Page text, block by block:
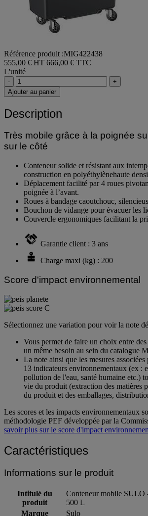
Référence produit :MIG422438
555,00 € HT 666,00 € TTC
L'unité
-
+
Ajouter au panier
Description
Très mobile grâce à la poignée
sur le côté
Conteneur solide et résistant aux
construction en polyéthylènehaute
Déplacement facilité par 4 roues
poignée à l’avant.
Roues à bandage caoutchouc,
Bouchon de vidange pour évacuer les
Couvercle ergonomiques facilitant la
Garantie client : 3 ans
Charge maxi (kg) : 200
Score d'impact environnemental
Sélectionnez une variation pour voir la note
Vous permet de faire un choix entre
un même besoin au sein du catalogue
La note ainsi que les mesures
13 indicateurs environnementaux (ex :
pollution de l'eau, santé humaine etc.)
vie du produit (extraction des matières
du produit et des emballages,
Les scores et les impacts environnementaux
méthodologie PEF développée par la
savoir plus sur le score d'impact
Caractéristiques
Informations sur le produit
Intitulé du
produit
Conteneur mobile SULO
500 L
Marque
Sulo